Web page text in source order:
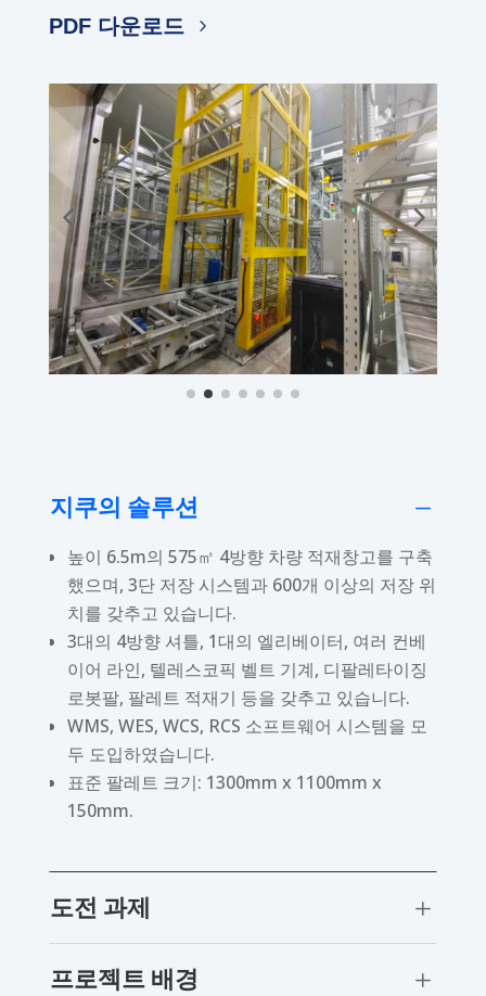
PDF 다운로드
지쿠의 솔루션 K
높이 6.5m의 575㎡ 4방향 차량 적재창고를 구축
했으며, 3단 저장 시스템과 600개 이상의 저장 위
치를 갖추고 있습니다.
3대의 4방향 셔틀, 1대의 엘리베이터, 여러 컨베
이어 라인, 텔레스코픽 벨트 기계, 디팔레타이징
로봇팔, 팔레트 적재기 등을 갖추고 있습니다.
WMS, WES, WCS, RCS 소프트웨어 시스템을 모
두 도입하였습니다.
표준 팔레트 크기: 1300mm x 1100mm x
150mm.
도전 과제 L
프로젝트 배경 L